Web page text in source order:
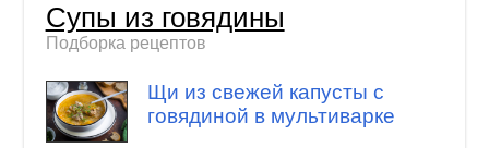
Супы из говядины
Подборка рецептов
Щи из свежей капусты с
говядиной в мультиварке